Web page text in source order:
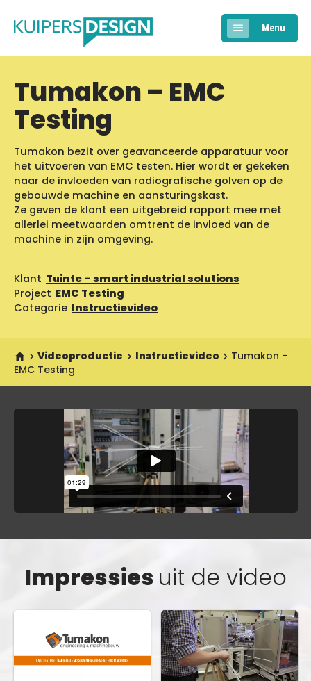
Menu
Tumakon – EMC
Testing
Tumakon bezit over geavanceerde apparatuur voor
het uitvoeren van EMC testen. Hier wordt er gekeken
naar de invloeden van radiografische golven op de
gebouwde machine en aansturingskast.
Ze geven de klant een uitgebreid rapport mee met
allerlei meetwaarden omtrent de invloed van de
machine in zijn omgeving.
Klant Tuinte – smart industrial solutions
Project EMC Testing
Categorie Instructievideo
Videoproductie Instructievideo
Tumakon –
EMC Testing
Impressies uit de video